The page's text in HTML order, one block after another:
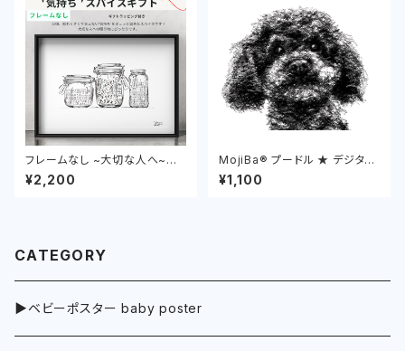
フレームなし ~大切な人へ~
"気持ち" スパイスギフト
¥2,200
MojiBa®︎ プードル ★ デジタル
ダウンロード Poodle
¥1,100
CATEGORY
▶︎ベビーポスター baby poster